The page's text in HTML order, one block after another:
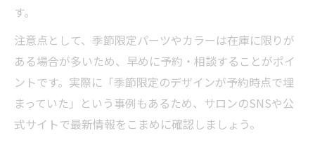
す。
注意点として、季節限定パーツやカラーは在庫に限りが
ある場合が多いため、早めに予約・相談することがポイ
ントです。実際に「季節限定のデザインが予約時点で埋
まっていた」という事例もあるため、サロンのSNSや公
式サイトで最新情報をこまめに確認しましょう。